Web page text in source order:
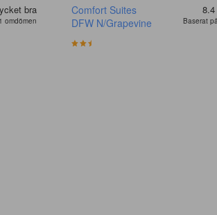
bra
omdömen
Comfort Suites
DFW N/Grapevine
8.4
Baserat